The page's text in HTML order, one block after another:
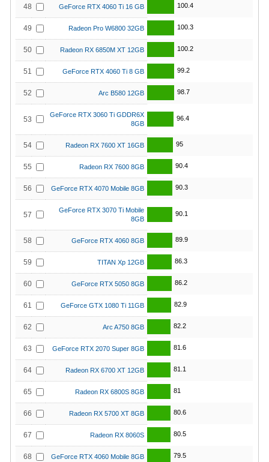
48 GeForce RTX 4060 Ti 16 GB 100.4
49 Radeon Pro W6800 32GB 100.3
50 Radeon RX 6850M XT 12GB 100.2
51 GeForce RTX 4060 Ti 8 GB 99.2
52 Arc B580 12GB 98.7
53
GeForce RTX 3060 Ti GDDR6X
8GB
96.4
54 Radeon RX 7600 XT 16GB 95
55 Radeon RX 7600 8GB 90.4
56 GeForce RTX 4070 Mobile 8GB 90.3
57
GeForce RTX 3070 Ti Mobile
8GB
90.1
58 GeForce RTX 4060 8GB 89.9
59 TITAN Xp 12GB 86.3
60 GeForce RTX 5050 8GB 86.2
61 GeForce GTX 1080 Ti 11GB 82.9
62 Arc A750 8GB 82.2
63 GeForce RTX 2070 Super 8GB 81.6
64 Radeon RX 6700 XT 12GB 81.1
65 Radeon RX 6800S 8GB 81
66 Radeon RX 5700 XT 8GB 80.6
67 Radeon RX 8060S 80.5
68 GeForce RTX 4060 Mobile 8GB 79.5